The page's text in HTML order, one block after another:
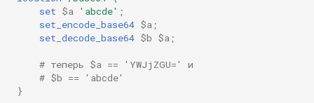
limit-rate
set $a 'abcde' ;
set_encode_base64 $a ;
set_decode_base64 $b $a ;
# теперь $a == 'YWJjZGU=' и
# $b == 'abcde'
}